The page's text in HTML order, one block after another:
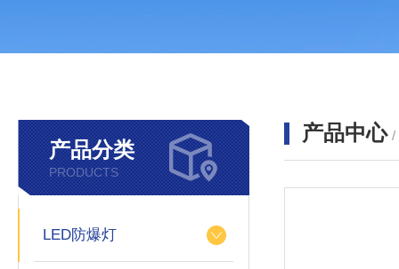
产品分类
PRODUCTS
LED防爆灯
产品中心 /